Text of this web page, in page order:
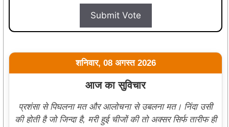
Submit Vote
शनिवार, 08 अगस्त 2026
आज का सुविचार
प्रशंसा से पिघलना मत और आलोचना से उबलना मत। निंदा उसी
की होती है जो जिन्दा है, मरी हुई चीजों की तो अक्सर सिर्फ तारीफ ही